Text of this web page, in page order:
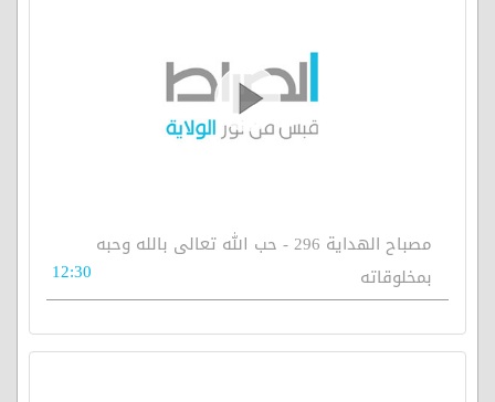
مصباح الهداية 296 - حب الله تعالى بالله وحبه
بمخلوقاته
12:30